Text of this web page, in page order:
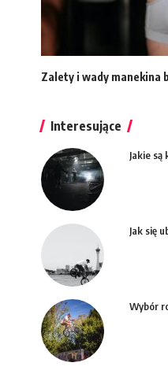
Zalety i wady manekina
Interesujące
Jakie
Jak się
Wybór